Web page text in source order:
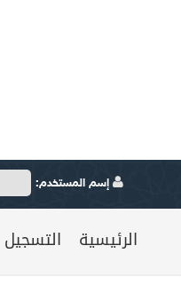
إسم المستخدم:
الرئيسية التسجيل